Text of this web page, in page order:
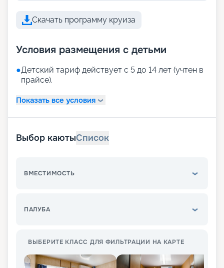
Скачать программу круиза
Условия размещения с детьми
●Детский тариф действует с 5 до 14 лет (учтен в
прайсе).
Показать все условия
Выбор каютыСписок
ВМЕСТИМОСТЬ
ПАЛУБА
ВЫБЕРИТЕ КЛАСС ДЛЯ ФИЛЬТРАЦИИ НА КАРТЕ